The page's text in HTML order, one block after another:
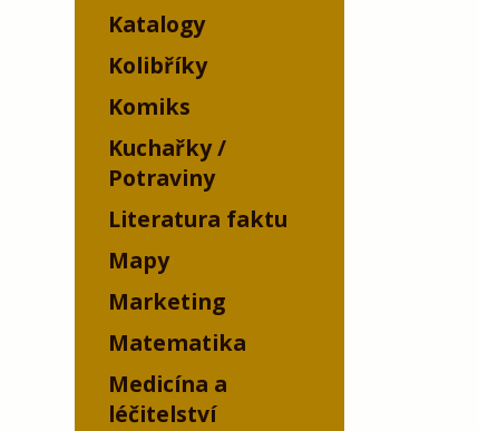
Katalogy
Kolibříky
Komiks
Kuchařky /
Potraviny
Literatura faktu
Mapy
Marketing
Matematika
Medicína a
léčitelství